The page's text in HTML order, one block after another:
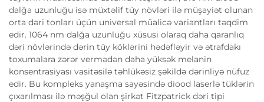
dalğa uzunluğu isə müxtəlif tüy növləri ilə müşayiət olunan
orta dəri tonları üçün universal müalicə variantları təqdim
edir. 1064 nm dalğa uzunluğu xüsusi olaraq daha qaranlıq
dəri növlərində dərin tüy köklərini hədəfləyir və ətrafdakı
toxumalara zərər vermədən daha yüksək melanin
konsentrasiyası vasitəsilə təhlükəsiz şəkildə dərinliyə nüfuz
edir. Bu kompleks yanaşma sayəsində diood laserlə tüklərin
çıxarılması ilə məşğul olan şirkət Fitzpatrick dəri tipi